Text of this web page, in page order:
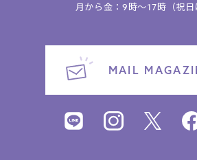
月から金：9時～17時（祝日
MAIL